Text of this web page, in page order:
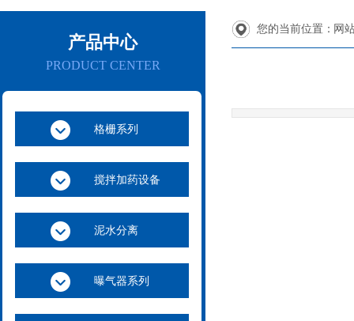
您的当前位置： 网
格栅系列
搅拌加药设备
泥水分离
曝气器系列
PRODUCT CENTER
产品中心